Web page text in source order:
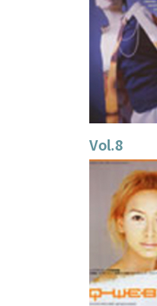
Vol.8